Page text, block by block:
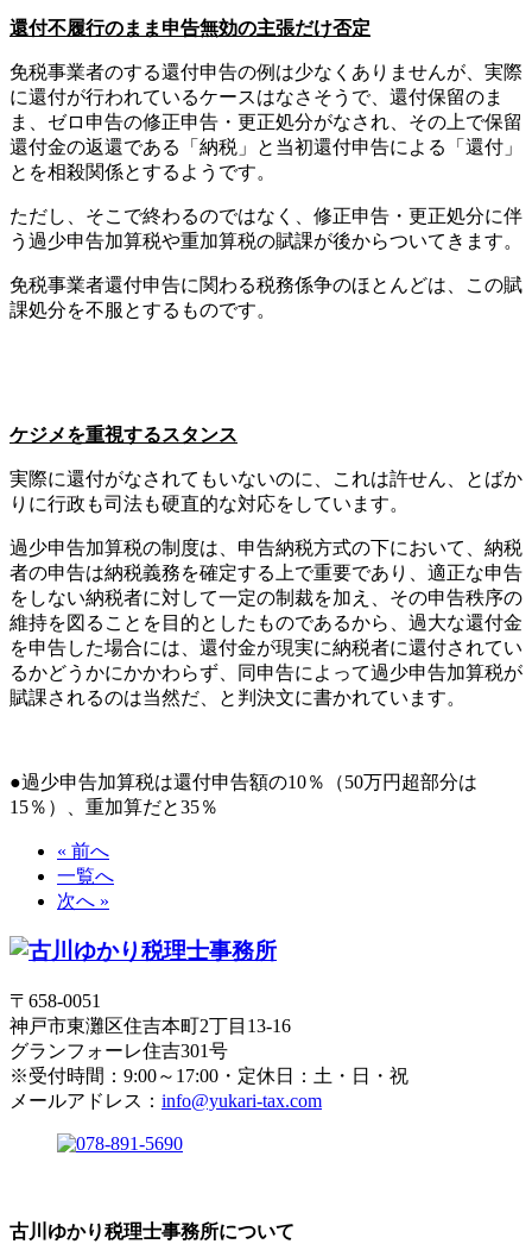
還付不履行のまま申告無効の主張だけ否定
免税事業者のする還付申告の例は少なくありませんが、実際
に還付が行われているケースはなさそうで、還付保留のま
ま、ゼロ申告の修正申告・更正処分がなされ、その上で保留
還付金の返還である「納税」と当初還付申告による「還付」
とを相殺関係とするようです。
ただし、そこで終わるのではなく、修正申告・更正処分に伴
う過少申告加算税や重加算税の賦課が後からついてきます。
免税事業者還付申告に関わる税務係争のほとんどは、この賦
課処分を不服とするものです。
ケジメを重視するスタンス
実際に還付がなされてもいないのに、これは許せん、とばか
りに行政も司法も硬直的な対応をしています。
過少申告加算税の制度は、申告納税方式の下において、納税
者の申告は納税義務を確定する上で重要であり、適正な申告
をしない納税者に対して一定の制裁を加え、その申告秩序の
維持を図ることを目的としたものであるから、過大な還付金
を申告した場合には、還付金が現実に納税者に還付されてい
るかどうかにかかわらず、同申告によって過少申告加算税が
賦課されるのは当然だ、と判決文に書かれています。
●過少申告加算税は還付申告額の10％（50万円超部分は
15％）、重加算だと35％
« 前へ
一覧へ
次へ »
〒658-0051
神戸市東灘区住吉本町2丁目13-16
グランフォーレ住吉301号
※受付時間：9:00～17:00・定休日：土・日・祝
メールアドレス： info@yukari-tax.com
古川ゆかり税理士事務所について